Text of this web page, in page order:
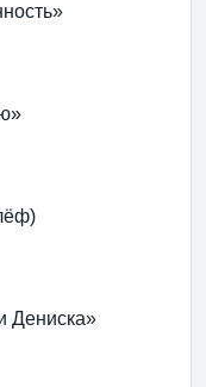
Дениска»